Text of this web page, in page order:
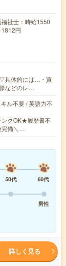
祉士：時給1550
円
▽具体的には…・買
などのレ…
ル不要 / 英語力不
クOK★履歴書不
完備＼…
50代
60代
男性
詳しく見る